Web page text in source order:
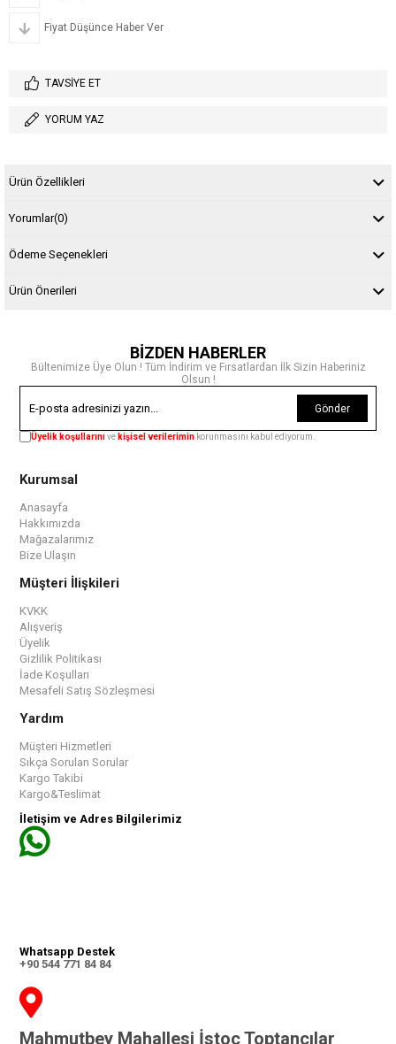
Fiyat Düşünce Haber Ver
TAVSIYE ET
YORUM YAZ
Ürün Özellikleri
Yorumlar(0)
Ödeme Seçenekleri
Ürün Önerileri
BİZDEN HABERLER
Bültenimize Üye Olun ! Tüm İndirim ve Fırsatlardan İlk Sizin Haberiniz
Olsun !
Gönder
Üyelik koşullarınıve kişisel verilerimin korunmasını kabul ediyorum.
Kurumsal
Anasayfa
Hakkımızda
Mağazalarımız
Bize Ulaşın
Müşteri İlişkileri
KVKK
Alışveriş
Üyelik
Gizlilik Politikası
İade Koşulları
Mesafeli Satış Sözleşmesi
Yardım
Müşteri Hizmetleri
Sıkça Sorulan Sorular
Kargo Takibi
Kargo&Teslimat
İletişim ve Adres Bilgilerimiz
Whatsapp Destek
+90 544 771 84 84
Mahmutbey Mahallesi İstoç Toptancılar